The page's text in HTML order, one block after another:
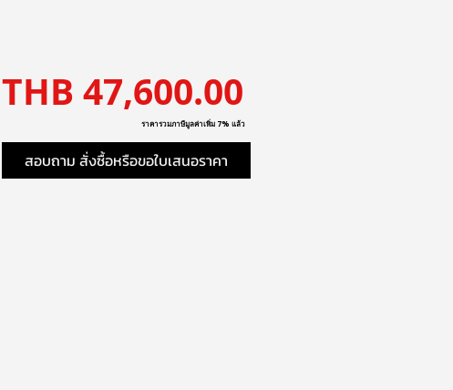
THB 47,600.00ราคา
สอบถาม สั่งซื้อหรือขอใบเสนอราคา
ราคารวมภาษีมูลค่าเพิ่ม 7% แล้ว